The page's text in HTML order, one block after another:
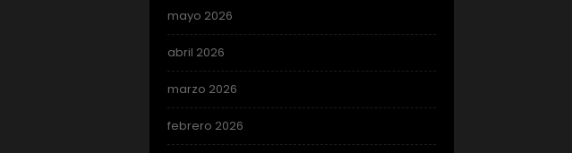
mayo 2026
abril 2026
marzo 2026
febrero 2026